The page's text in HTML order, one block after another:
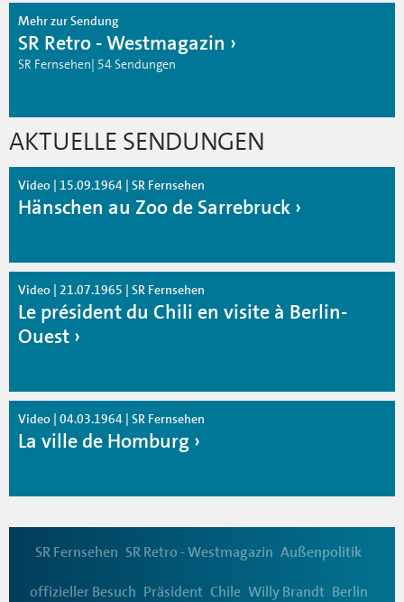
Mehr zur Sendung
SR Retro - Westmagazin
SR Fernsehen| 54 Sendungen
AKTUELLE SENDUNGEN
Video | 15.09.1964 | SR Fernsehen
Hänschen au Zoo de Sarrebruck
Video | 21.07.1965 | SR Fernsehen
Le président du Chili en visite à Berlin-
Ouest
Video | 04.03.1964 | SR Fernsehen
La ville de Homburg
SR Fernsehen SR Retro - Westmagazin Außenpolitik
offizieller Besuch Präsident Chile Willy Brandt Berlin